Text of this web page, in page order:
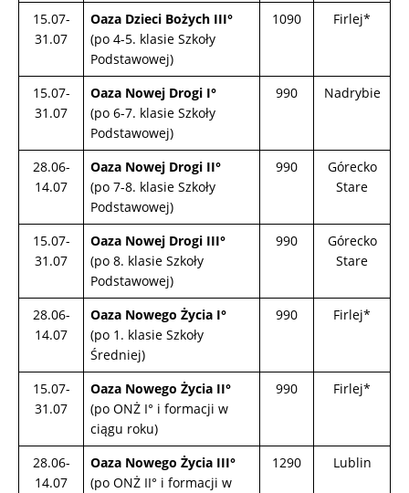
15.07-
31.07
Oaza Dzieci Bożych III°
(po 4-5. klasie Szkoły
Podstawowej)
1090 Firlej*
15.07-
31.07
Oaza Nowej Drogi I°
(po 6-7. klasie Szkoły
Podstawowej)
990 Nadrybie
28.06-
14.07
Oaza Nowej Drogi II°
(po 7-8. klasie Szkoły
Podstawowej)
990
Górecko
Stare
15.07-
31.07
Oaza Nowej Drogi III°
(po 8. klasie Szkoły
Podstawowej)
990
Górecko
Stare
28.06-
14.07
Oaza Nowego Życia I°
(po 1. klasie Szkoły
Średniej)
990 Firlej*
15.07-
31.07
Oaza Nowego Życia II°
(po ONŻ I° i formacji w
ciągu roku)
990 Firlej*
28.06-
14.07
Oaza Nowego Życia III°
(po ONŻ II° i formacji w
1290 Lublin